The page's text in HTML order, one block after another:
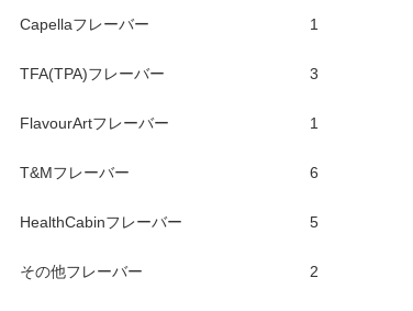
Capellaフレーバー 1
TFA(TPA)フレーバー 3
FlavourArtフレーバー 1
T&Mフレーバー 6
HealthCabinフレーバー 5
その他フレーバー 2